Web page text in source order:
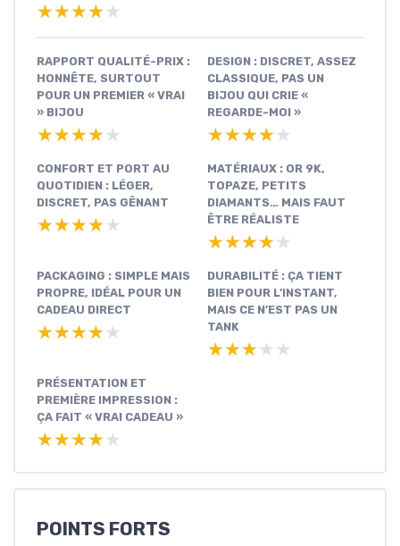
★★★★★
★★★★★
RAPPORT QUALITÉ-PRIX :
HONNÊTE, SURTOUT
POUR UN PREMIER « VRAI
» BIJOU
★★★★★
★★★★★
DESIGN : DISCRET, ASSEZ
CLASSIQUE, PAS UN
BIJOU QUI CRIE «
REGARDE-MOI »
★★★★★
★★★★★
CONFORT ET PORT AU
QUOTIDIEN : LÉGER,
DISCRET, PAS GÊNANT
★★★★★
★★★★★
MATÉRIAUX : OR 9K,
TOPAZE, PETITS
DIAMANTS… MAIS FAUT
ÊTRE RÉALISTE
★★★★★
★★★★★
PACKAGING : SIMPLE MAIS
PROPRE, IDÉAL POUR UN
CADEAU DIRECT
★★★★★
★★★★★
DURABILITÉ : ÇA TIENT
BIEN POUR L’INSTANT,
MAIS CE N’EST PAS UN
TANK
★★★★★
★★★★★
PRÉSENTATION ET
PREMIÈRE IMPRESSION :
ÇA FAIT « VRAI CADEAU »
★★★★★
★★★★★
POINTS FORTS